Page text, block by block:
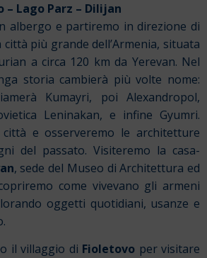
– Lago Parz – Dilijan
albergo e partiremo in direzione di
città più grande dell’Armenia, situata
a circa 120 km da Yerevan. Nel
storia cambierà più volte nome:
Kumayri, poi Alexandropol,
Leninakan, e infine Gyumri.
e osserveremo le architetture
del passato. Visiteremo la casa-
, sede del Museo di Architettura ed
come vivevano gli armeni
oggetti quotidiani, usanze e
il villaggio di Fioletovo per visitare